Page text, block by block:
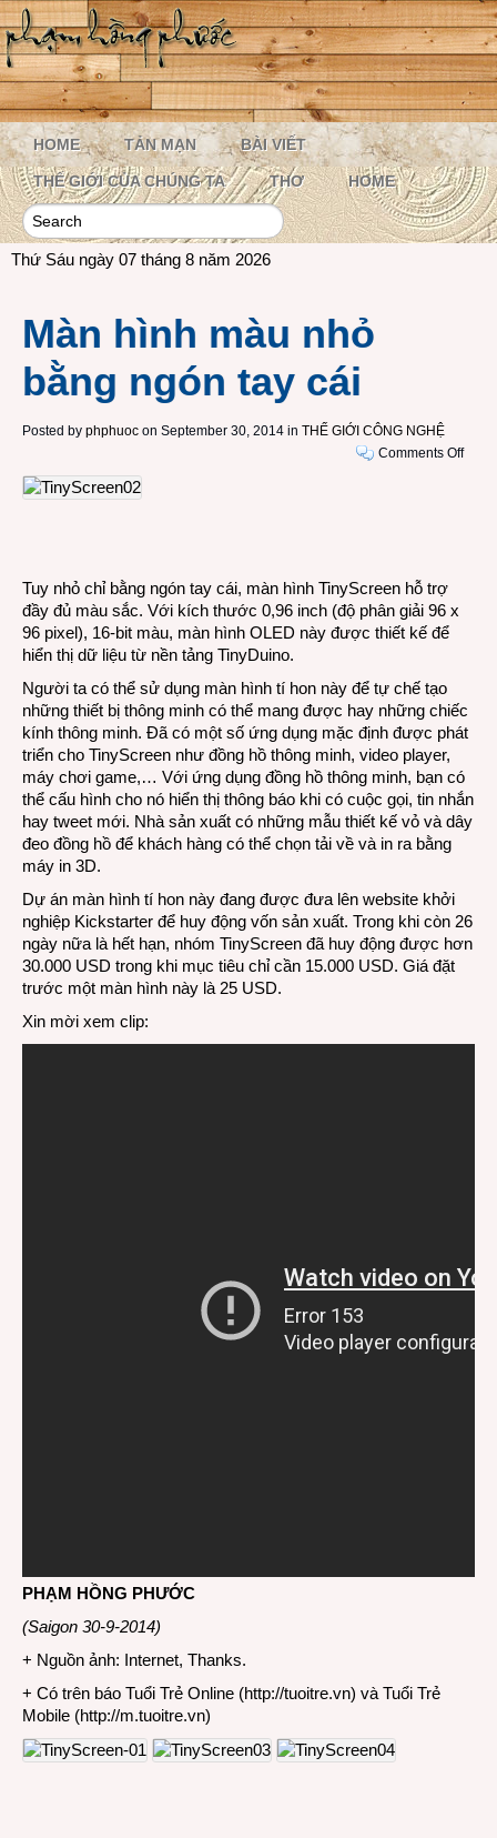
HOME TẢN MẠN BÀI VIẾT
THẾ GIỚI CỦA CHÚNG TA THƠ HOME
Thứ Sáu ngày 07 tháng 8 năm 2026
Màn hình màu nhỏ
bằng ngón tay cái
Posted by phphuoc on September 30, 2014 in THẾ GIỚI CÔNG NGHỆ
Comments Offon
Tuy nhỏ chỉ bằng ngón tay cái, màn hình TinyScreen hỗ trợ
đầy đủ màu sắc. Với kích thước 0,96 inch (độ phân giải 96 x
96 pixel), 16-bit màu, màn hình OLED này được thiết kế để
hiển thị dữ liệu từ nền tảng TinyDuino.
Người ta có thể sử dụng màn hình tí hon này để tự chế tạo
những thiết bị thông minh có thể mang được hay những chiếc
kính thông minh. Đã có một số ứng dụng mặc định được phát
triển cho TinyScreen như đồng hồ thông minh, video player,
máy chơi game,… Với ứng dụng đồng hồ thông minh, bạn có
thể cấu hình cho nó hiển thị thông báo khi có cuộc gọi, tin nhắn
hay tweet mới. Nhà sản xuất có những mẫu thiết kế vỏ và dây
đeo đồng hồ để khách hàng có thể chọn tải về và in ra bằng
máy in 3D.
Dự án màn hình tí hon này đang được đưa lên website khởi
nghiệp Kickstarter để huy động vốn sản xuất. Trong khi còn 26
ngày nữa là hết hạn, nhóm TinyScreen đã huy động được hơn
30.000 USD trong khi mục tiêu chỉ cần 15.000 USD. Giá đặt
trước một màn hình này là 25 USD.
Xin mời xem clip:
PHẠM HỒNG PHƯỚC
(Saigon 30-9-2014)
+ Nguồn ảnh: Internet, Thanks.
+ Có trên báo Tuổi Trẻ Online (http://tuoitre.vn) và Tuổi Trẻ
Mobile (http://m.tuoitre.vn)